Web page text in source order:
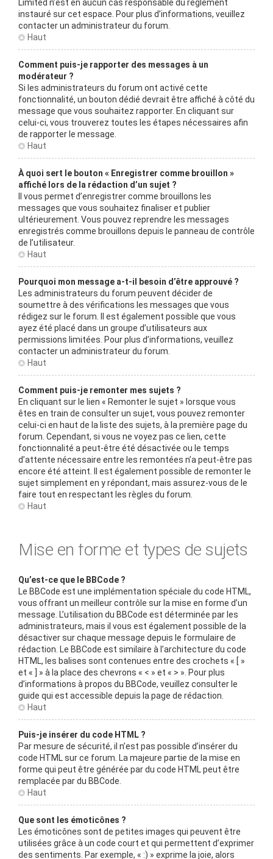
Limited n’est en aucun cas responsable du règlement
instauré sur cet espace. Pour plus d’informations, veuillez
contacter un administrateur du forum.
Haut
Comment puis-je rapporter des messages à un
modérateur ?
Si les administrateurs du forum ont activé cette
fonctionnalité, un bouton dédié devrait être affiché à côté du
message que vous souhaitez rapporter. En cliquant sur
celui-ci, vous trouverez toutes les étapes nécessaires afin
de rapporter le message.
Haut
À quoi sert le bouton « Enregistrer comme brouillon »
affiché lors de la rédaction d’un sujet ?
Il vous permet d’enregistrer comme brouillons les
messages que vous souhaitez finaliser et publier
ultérieurement. Vous pouvez reprendre les messages
enregistrés comme brouillons depuis le panneau de contrôle
de l’utilisateur.
Haut
Pourquoi mon message a-t-il besoin d’être approuvé ?
Les administrateurs du forum peuvent décider de
soumettre à des vérifications les messages que vous
rédigez sur le forum. Il est également possible que vous
ayez été placé dans un groupe d’utilisateurs aux
permissions limitées. Pour plus d’informations, veuillez
contacter un administrateur du forum.
Haut
Comment puis-je remonter mes sujets ?
En cliquant sur le lien « Remonter le sujet » lorsque vous
êtes en train de consulter un sujet, vous pouvez remonter
celui-ci en haut de la liste des sujets, à la première page du
forum. Cependant, si vous ne voyez pas ce lien, cette
fonctionnalité a peut-être été désactivée ou le temps
d’attente nécessaire entre les remontées n’a peut-être pas
encore été atteint. Il est également possible de remonter le
sujet simplement en y répondant, mais assurez-vous de le
faire tout en respectant les règles du forum.
Haut
Mise en forme et types de sujets
Qu’est-ce que le BBCode ?
Le BBCode est une implémentation spéciale du code HTML,
vous offrant un meilleur contrôle sur la mise en forme d’un
message. L’utilisation du BBCode est déterminée par les
administrateurs, mais il vous est également possible de la
désactiver sur chaque message depuis le formulaire de
rédaction. Le BBCode est similaire à l’architecture du code
HTML, les balises sont contenues entre des crochets « [ »
et « ] » à la place des chevrons « < » et « > ». Pour plus
d’informations à propos du BBCode, veuillez consulter le
guide qui est accessible depuis la page de rédaction.
Haut
Puis-je insérer du code HTML ?
Par mesure de sécurité, il n’est pas possible d’insérer du
code HTML sur ce forum. La majeure partie de la mise en
forme qui peut être générée par du code HTML peut être
remplacée par du BBCode.
Haut
Que sont les émoticônes ?
Les émoticônes sont de petites images qui peuvent être
utilisées grâce à un code court et qui permettent d’exprimer
des sentiments. Par exemple, « :) » exprime la joie, alors